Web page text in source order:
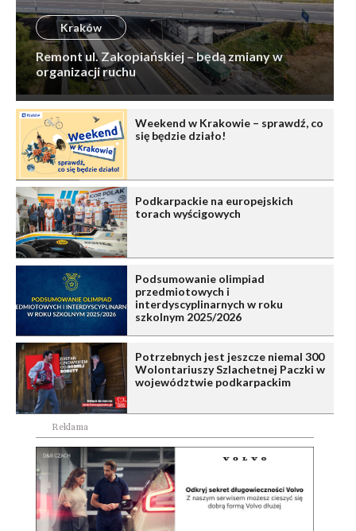
Kraków
Remont ul. Zakopiańskiej – będą zmiany w
organizacji ruchu
Weekend w Krakowie – sprawdź, co
się będzie działo!
Podkarpackie na europejskich
torach wyścigowych
Podsumowanie olimpiad
przedmiotowych i
interdyscyplinarnych w roku
szkolnym 2025/2026
Potrzebnych jest jeszcze niemal 300
Wolontariuszy Szlachetnej Paczki w
województwie podkarpackim
Reklama